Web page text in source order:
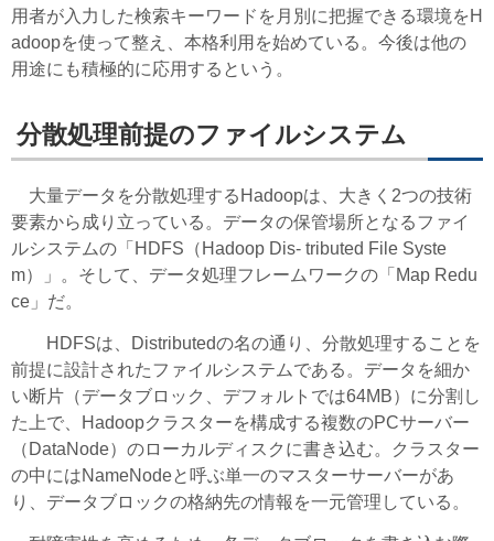
用者が入力した検索キーワードを月別に把握できる環境をH
adoopを使って整え、本格利用を始めている。今後は他の
用途にも積極的に応用するという。
分散処理前提のファイルシステム
大量データを分散処理するHadoopは、大きく2つの技術
要素から成り立っている。データの保管場所となるファイ
ルシステムの「HDFS（Hadoop Dis- tributed File Syste
m）」。そして、データ処理フレームワークの「Map Redu
ce」だ。
HDFSは、Distributedの名の通り、分散処理することを
前提に設計されたファイルシステムである。データを細か
い断片（データブロック、デフォルトでは64MB）に分割し
た上で、Hadoopクラスターを構成する複数のPCサーバー
（DataNode）のローカルディスクに書き込む。クラスター
の中にはNameNodeと呼ぶ単一のマスターサーバーがあ
り、データブロックの格納先の情報を一元管理している。